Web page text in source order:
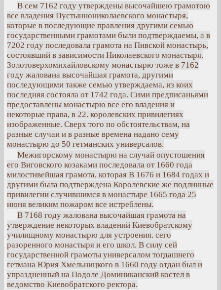
В сем 7162 году утверждены высочайшею грамотою
все владения Пустыннониколаевского монастыря,
которые в последующие правления другими семью
государственными грамотами были подтверждаемы, а в
7202 году последовала грамота на Пивской монастырь,
состоявший в зависимости Николаевского монастыря.
Золотоверхомихайловскому монастырю тоже в 7162
году жалована высочайшая грамота, другими
последующими также семью утверждаема, из коих
последняя состояла от 1742 года. Сими предписаньями
предоставлены монастырю все его владения и
некоторые права, в 22. королевских привилегиях
изображенные. Сверх того по обстоятельствам, на
разные случаи и в разные времена надано сему
монастырю до 50 гетманских универсалов.
Межигорскому монастырю на случай опустошения
его Виговского козаками последовала от 1660 года
милостивейшая грамота, которая В 1676 и 1684 годах и
другими была подтверждена Королевские же подлинные
привилегии случившимся в монастыре 1665 года 25
июня великим пожаром все истреблены.
В 7168 году жалована высочайшая грамота на
утверждение некоторых владений Киевобратскому
училищному монастырю для устроения. сего
разоренного монастыря и его школ. В силу сей
государственной грамоты универсалом тогдашнего
гетмана Юрия Хмельницкого в 1660 году отдан был и
упраздненный на Подоле Доминиканский костел в
ведомство Киевобратского ректора.